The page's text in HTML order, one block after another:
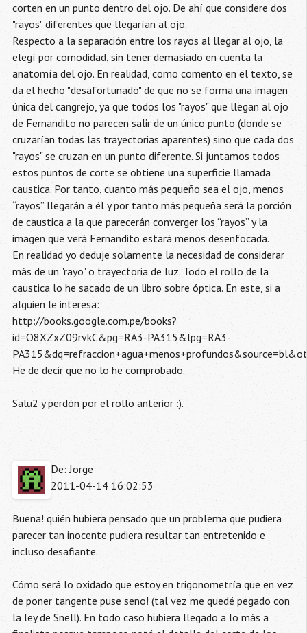
corten en un punto dentro del ojo. De ahí que considere dos
"rayos" diferentes que llegarían al ojo.
Respecto a la separación entre los rayos al llegar al ojo, la
elegí por comodidad, sin tener demasiado en cuenta la
anatomía del ojo. En realidad, como comento en el texto, se
da el hecho "desafortunado" de que no se forma una imagen
única del cangrejo, ya que todos los "rayos" que llegan al ojo
de Fernandito no parecen salir de un único punto (donde se
cruzarían todas las trayectorias aparentes) sino que cada dos
"rayos" se cruzan en un punto diferente. Si juntamos todos
estos puntos de corte se obtiene una superficie llamada
caustica. Por tanto, cuanto más pequeño sea el ojo, menos
“rayos” llegarán a él y por tanto más pequeña será la porción
de caustica a la que parecerán converger los “rayos” y la
imagen que verá Fernandito estará menos desenfocada.
En realidad yo deduje solamente la necesidad de considerar
más de un "rayo" o trayectoria de luz. Todo el rollo de la
caustica lo he sacado de un libro sobre óptica. En este, si a
alguien le interesa:
http://books.google.com.pe/books?
id=O8XZxZ09rvkC&pg=RA3-PA315&lpg=RA3-
He de decir que no lo he comprobado.
Salu2 y perdón por el rollo anterior :).
De: Jorge
2011-04-14 16:02:53
Buena! quién hubiera pensado que un problema que pudiera
parecer tan inocente pudiera resultar tan entretenido e
incluso desafiante.
Cómo será lo oxidado que estoy en trigonometría que en vez
de poner tangente puse seno! (tal vez me quedé pegado con
la ley de Snell). En todo caso hubiera llegado a lo más a